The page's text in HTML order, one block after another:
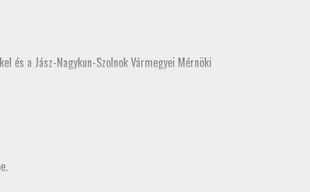
és a Jász-Nagykun-Szolnok Vármegyei Mérnöki